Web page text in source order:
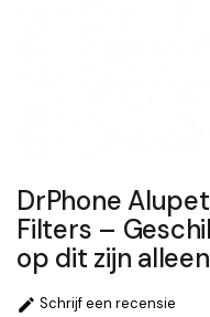
DrPhone
Filters –
op dit zijn
 Schrijf een recensie